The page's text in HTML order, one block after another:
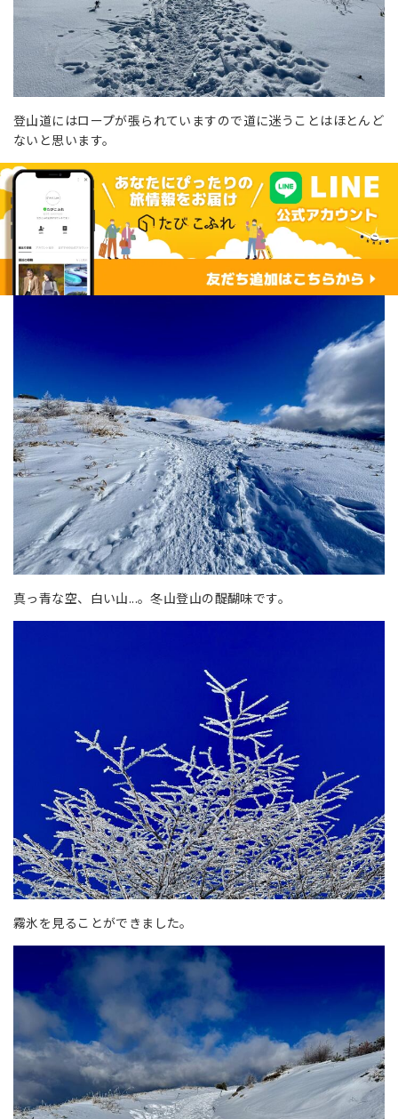
登山道にはロープが張られていますので道に迷うことはほとんど
ないと思います。
真っ青な空、白い山...。冬山登山の醍醐味です。
霧氷を見ることができました。